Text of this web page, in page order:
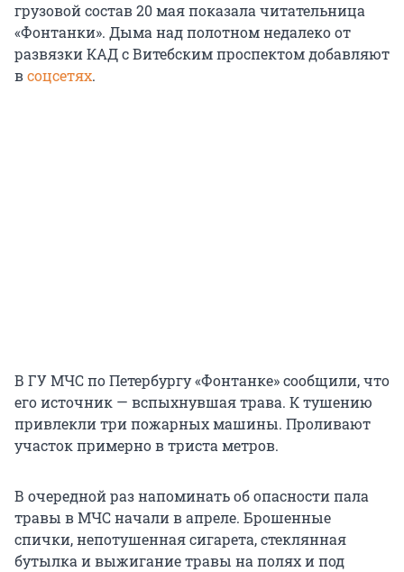
грузовой состав 20 мая показала читательница
«Фонтанки». Дыма над полотном недалеко от
развязки КАД с Витебским проспектом добавляют
всоцсетях.
В ГУ МЧС по Петербургу «Фонтанке» сообщили, что
его источник — вспыхнувшая трава. К тушению
привлекли три пожарных машины. Проливают
участок примерно в триста метров.
В очередной раз напоминать об опасности пала
травы в МЧС начали в апреле. Брошенные
спички, непотушенная сигарета, стеклянная
бутылка и выжигание травы на полях и под